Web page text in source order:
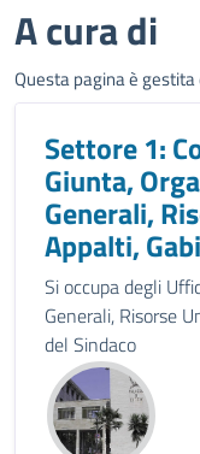
A cura di
Questa pagina è gestita
Settore 1:
Giunta,
Generali,
Appalti,
Si occupa degli
Generali, Risorse
del Sindaco